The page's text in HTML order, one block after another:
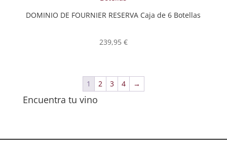
DOMINIO DE FOURNIER RESERVA Caja de 6 Botellas
239,95 €
1 2 3 4 →
Encuentra tu vino